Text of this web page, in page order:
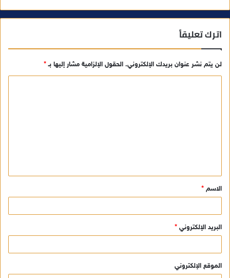
اترك تعليقاً
لن يتم نشر عنوان بريدك الإلكتروني. الحقول الإلزامية مشار إليها بـ*
ق
*
الاسم *
البريد الإلكتروني *
الموقع الإلكتروني